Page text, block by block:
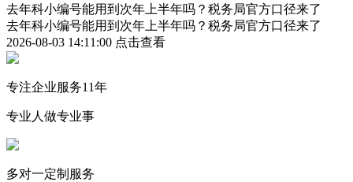
去年科小编号能用到次年上半年吗？税务局官方口径来了
去年科小编号能用到次年上半年吗？税务局官方口径来了
2026-08-03 14:11:00 点击查看
专注企业服务11年
专业人做专业事
多对一定制服务